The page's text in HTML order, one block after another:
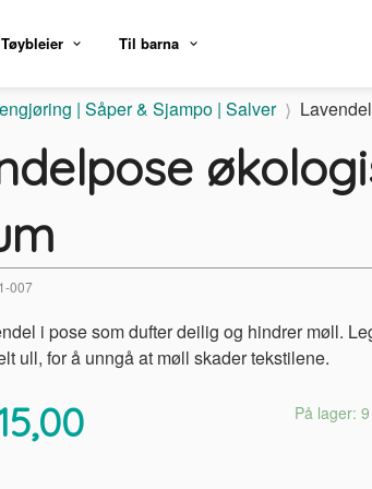
Tøybleier Til barna
| Såper & Sjampo | Salver
007
i pose som dufter deilig og hindrer møll.
ull, for å unngå at møll skader tekstilene.
På lager: